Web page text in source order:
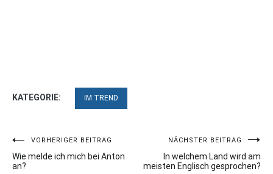
KATEGORIE: IM TREND
Beitragsnavigation
VORHERIGER BEITRAG
Wie melde ich mich bei Anton
an?
NÄCHSTER BEITRAG
In welchem Land wird am
meisten Englisch gesprochen?